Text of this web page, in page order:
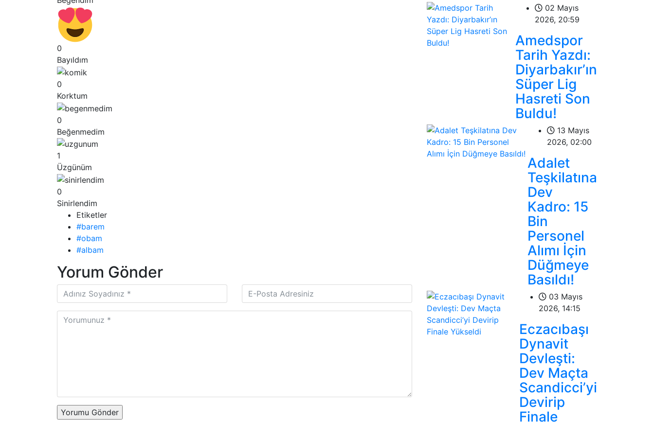
0
Bayıldım
0
Korktum
0
Beğenmedim
1
Üzgünüm
0
Sinirlendim
Etiketler
#barem
#obam
#albam
Yorum Gönder
Yorumu Gönder
02 Mayıs
2026, 20:59
Amedspor
Tarih Yazdı:
Diyarbakır’ın
Süper Lig
Hasreti Son
Buldu!
13 Mayıs
2026, 02:00
Adalet
Teşkilatına
Dev
Kadro: 15
Bin
Personel
Alımı İçin
Düğmeye
Basıldı!
03 Mayıs
2026, 14:15
Eczacıbaşı
Dynavit
Devleşti:
Dev Maçta
Scandicci’yi
Devirip
Finale